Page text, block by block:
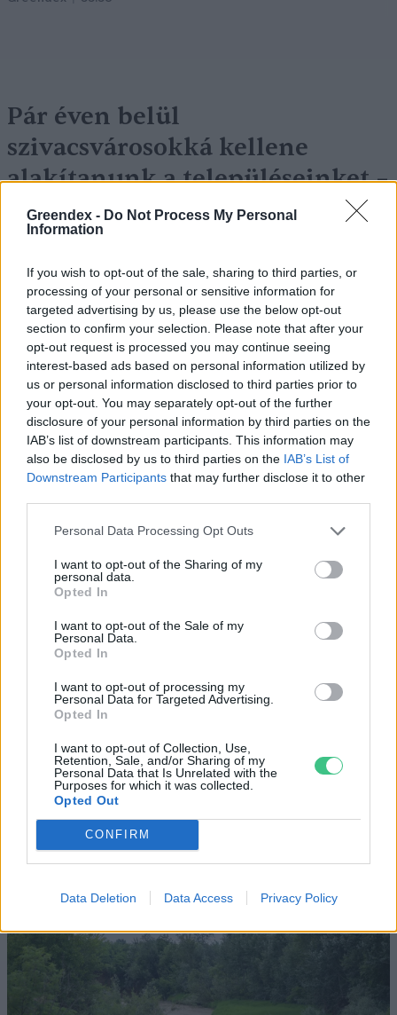
Greendex - Do Not Process My Personal
Information
If you wish to opt-out of the sale, sharing to third parties, or
processing of your personal or sensitive information for
targeted advertising by us, please use the below opt-out
section to confirm your selection. Please note that after your
opt-out request is processed you may continue seeing
interest-based ads based on personal information utilized by
us or personal information disclosed to third parties prior to
your opt-out. You may separately opt-out of the further
disclosure of your personal information by third parties on the
IAB’s list of downstream participants. This information may
also be disclosed by us to third parties on the IAB’s List of
Downstream Participants that may further disclose it to other
Personal Data Processing Opt Outs
I want to opt-out of the Sharing of my
personal data.
Opted In
I want to opt-out of the Sale of my
Personal Data.
Opted In
I want to opt-out of processing my
Personal Data for Targeted Advertising.
Opted In
I want to opt-out of Collection, Use,
Retention, Sale, and/or Sharing of my
Personal Data that Is Unrelated with the
Purposes for which it was collected.
Opted Out
CONFIRM
Data Deletion Data Access Privacy Policy
Pár éven belül
szivacsvárosokká kellene
alakítanunk a településeinket –
Podcast
PODCAST Novák Zsombor
Szöllősi Gáborral, a Gardenfutura ügyvezetőjével beszélgettünk.
Miért viseli meg az embert a hőség
EGÉSZSÉGÜNK
Csillaghullás, napfogyatkozás:
augusztusban érdemes lesz az égre
nézni
ÉLŐ BOLYGÓNK